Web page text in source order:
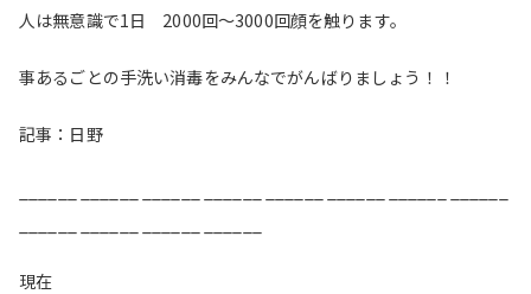
人は無意識で1日 2000回〜3000回顔を触ります。
事あるごとの手洗い消毒をみんなでがんばりましょう！！
記事：日野
現在